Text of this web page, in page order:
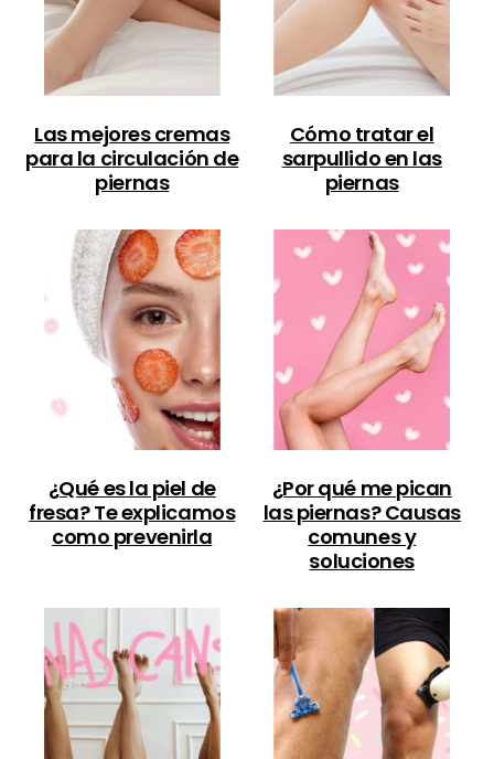
Las mejores cremas
para la circulación de
piernas
Cómo tratar el
sarpullido en las
piernas
¿Qué es la piel de
fresa? Te explicamos
como prevenirla
¿Por qué me pican
las piernas? Causas
comunes y
soluciones